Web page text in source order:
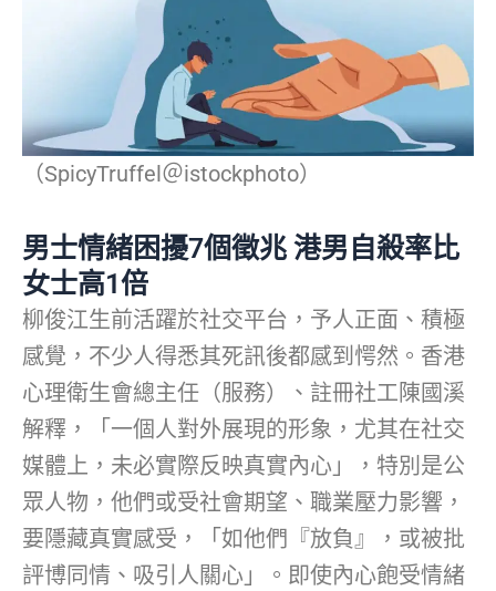
（SpicyTruffel＠istockphoto）
男士情緒困擾7個徵兆 港男自殺率比
女士高1倍
柳俊江生前活躍於社交平台，予人正面、積極
感覺，不少人得悉其死訊後都感到愕然。香港
心理衛生會總主任（服務）、註冊社工陳國溪
解釋，「一個人對外展現的形象，尤其在社交
媒體上，未必實際反映真實內心」，特別是公
眾人物，他們或受社會期望、職業壓力影響，
要隱藏真實感受，「如他們『放負』，或被批
評博同情、吸引人關心」。即使內心飽受情緒